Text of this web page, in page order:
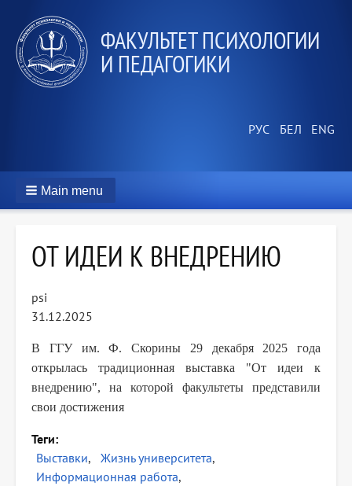
ФАКУЛЬТЕТ ПСИХОЛОГИИ
И ПЕДАГОГИКИ
Main menu
ОТ ИДЕИ К ВНЕДРЕНИЮ
psi
31.12.2025
В ГГУ им. Ф. Скорины 29 декабря 2025 года
открылась традиционная выставка "От идеи к
внедрению", на которой факультеты представили
свои достижения
Теги
Выставки
Жизнь университета
Информационная работа